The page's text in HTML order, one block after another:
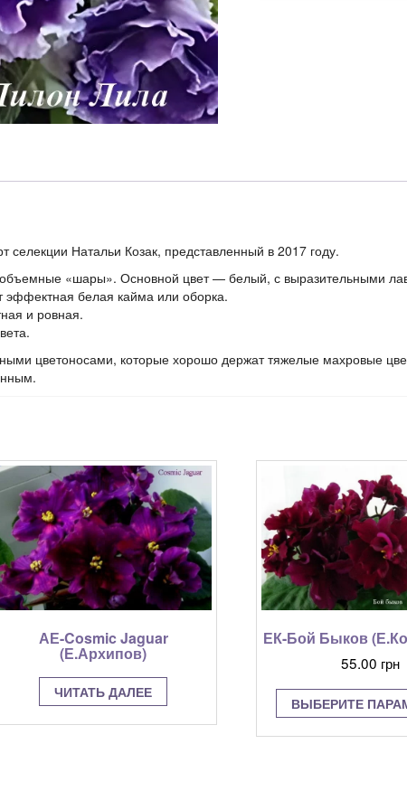
Натальи Козак, представленный в 2017 году.
«шары». Основной цвет — белый, с выразительными
эффектная белая кайма или оборка.
и ровная.
цветоносами, которые хорошо держат тяжелые махровые
АЕ-Cosmic Jaguar
(Е.Архипов)
ЧИТАТЬ ДАЛЕЕ
ЕК-Бой Быков
55.00 грн
ВЫБЕРИТЕ